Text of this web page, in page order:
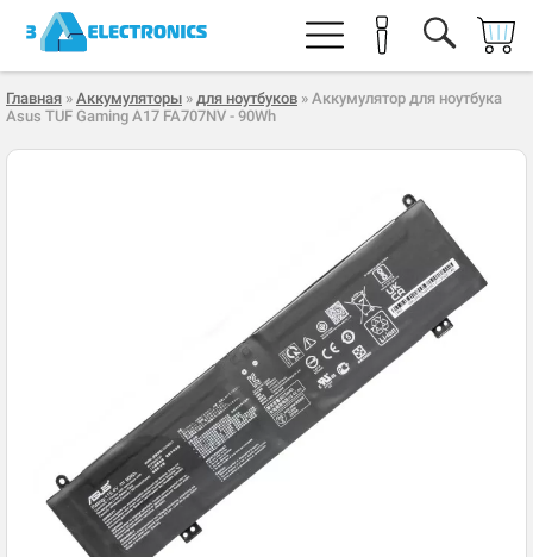
Главная » Аккумуляторы » для ноутбуков » Аккумулятор для ноутбука
Asus TUF Gaming A17 FA707NV - 90Wh